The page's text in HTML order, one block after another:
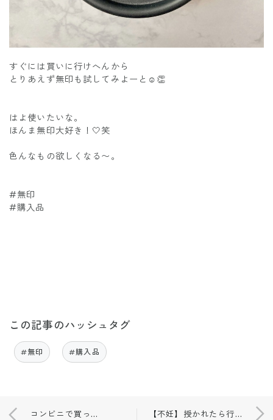
すぐには買いに行けへんから
とりあえず無印も試してみよーと☺️👏
はよ使いたいな。
ほんま無印大好き！🤍笑
色んなもの欲しくなる〜。
#無印
#購入品
この記事のハッシュタグ
#無印 #購入品
コンビニで買ったもの🤍 【不妊】授かれたら行きたい場所